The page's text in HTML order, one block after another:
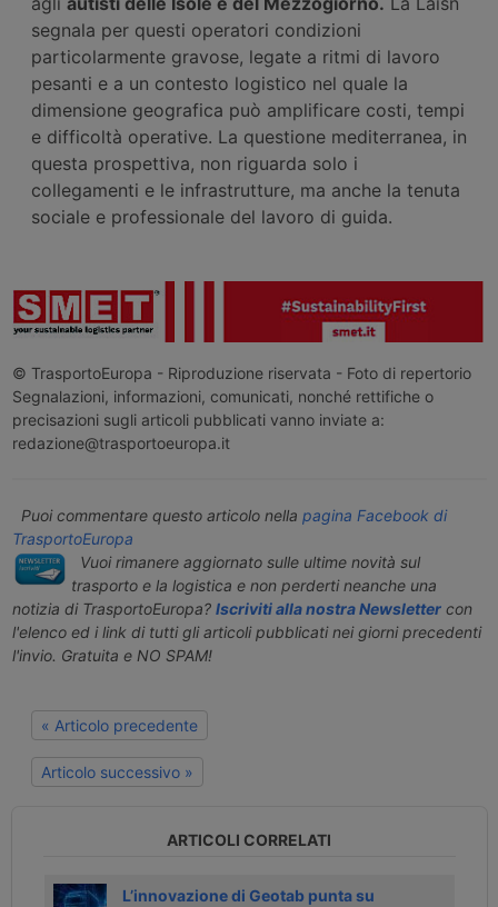
segnala per questi operatori condizioni
particolarmente gravose, legate a ritmi di lavoro
pesanti e a un contesto logistico nel quale la
dimensione geografica può amplificare costi, tempi
e difficoltà operative. La questione mediterranea, in
questa prospettiva, non riguarda solo i
collegamenti e le infrastrutture, ma anche la tenuta
sociale e professionale del lavoro di guida.
© TrasportoEuropa - Riproduzione riservata - Foto di repertorio
Segnalazioni, informazioni, comunicati, nonché rettifiche o
precisazioni sugli articoli pubblicati vanno inviate a:
redazione@trasportoeuropa.it
Puoi commentare questo articolo nella pagina Facebook di
TrasportoEuropa
Vuoi rimanere aggiornato sulle ultime novità sul
trasporto e la logistica e non perderti neanche una
notizia di TrasportoEuropa? Iscriviti alla nostra Newslettercon
l'elenco ed i link di tutti gli articoli pubblicati nei giorni precedenti
l'invio. Gratuita e NO SPAM!
« Articolo precedente
Articolo successivo »
ARTICOLI CORRELATI
L’innovazione di Geotab punta su